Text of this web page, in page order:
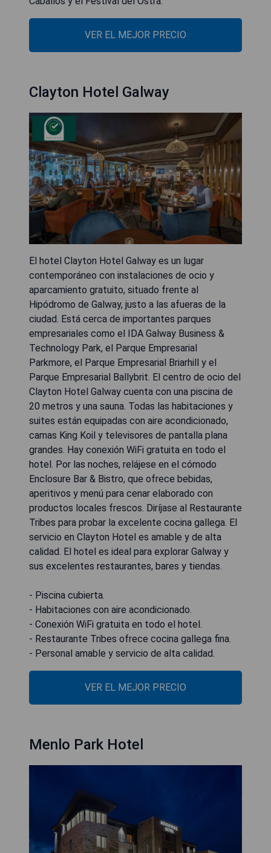
VER EL MEJOR PRECIO
Clayton Hotel Galway
El hotel Clayton Hotel Galway es un lugar
contemporáneo con instalaciones de ocio y
aparcamiento gratuito, situado frente al
Hipódromo de Galway, justo a las afueras de la
ciudad. Está cerca de importantes parques
empresariales como el IDA Galway Business &
Technology Park, el Parque Empresarial
Parkmore, el Parque Empresarial Briarhill y el
Parque Empresarial Ballybrit. El centro de ocio del
Clayton Hotel Galway cuenta con una piscina de
20 metros y una sauna. Todas las habitaciones y
suites están equipadas con aire acondicionado,
camas King Koil y televisores de pantalla plana
grandes. Hay conexión WiFi gratuita en todo el
hotel. Por las noches, relájese en el cómodo
Enclosure Bar & Bistro, que ofrece bebidas,
aperitivos y menú para cenar elaborado con
productos locales frescos. Diríjase al Restaurante
Tribes para probar la excelente cocina gallega. El
servicio en Clayton Hotel es amable y de alta
calidad. El hotel es ideal para explorar Galway y
sus excelentes restaurantes, bares y tiendas.
- Piscina cubierta.
- Habitaciones con aire acondicionado.
- Conexión WiFi gratuita en todo el hotel.
- Restaurante Tribes ofrece cocina gallega fina.
- Personal amable y servicio de alta calidad.
VER EL MEJOR PRECIO
Menlo Park Hotel